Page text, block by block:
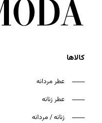
کالاها
عطر مردانه
عطر زنانه
زنانه / مردانه